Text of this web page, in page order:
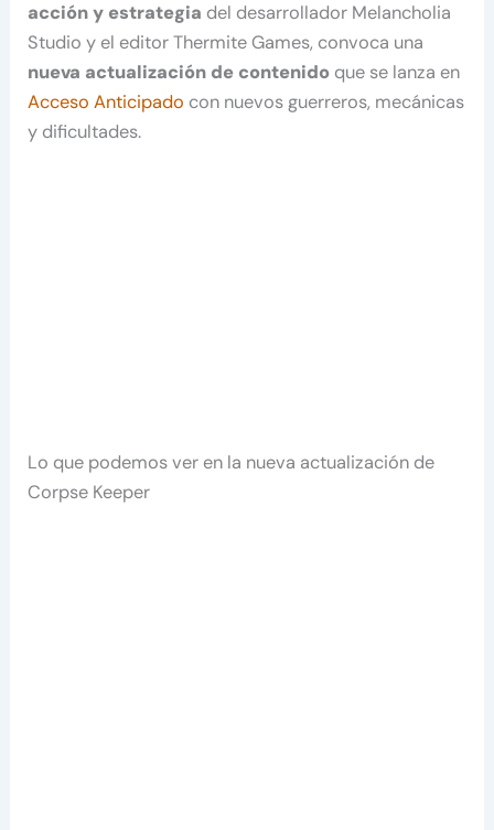
acción y estrategia del desarrollador Melancholia
Studio y el editor Thermite Games, convoca una
nueva actualización de contenido que se lanza en
Acceso Anticipado con nuevos guerreros, mecánicas
y dificultades.
Lo que podemos ver en la nueva actualización de
Corpse Keeper